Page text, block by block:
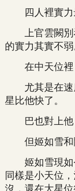
四人裡實力
上官雲闕別
的實力其實不弱
在中天位裡
尤其是在速
星比他快了。
巴也對上他
但姬如雪和
姬如雪現如
同樣是小天位
沒，還在大星位